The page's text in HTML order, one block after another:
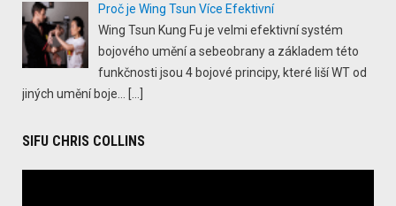
Proč je Wing Tsun Více Efektivní
Wing Tsun Kung Fu je velmi efektivní systém
bojového umění a sebeobrany a základem této
funkčnosti jsou 4 bojové principy, které liší WT od
jiných umění boje...
SIFU CHRIS COLLINS